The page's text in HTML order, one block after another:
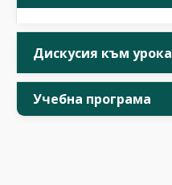
Дискусия към урока
Учебна програма